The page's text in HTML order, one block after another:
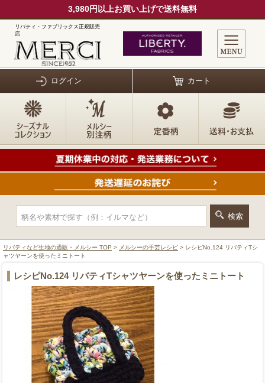
3,980円以上お買い上げで送料無料
リバティ・ファブリックス正規販売
店
ログイン カート
リバティなど生地の通販・メルシー TOP > メルシーの手芸レシピ > レシピNo.124 リバティTシ
ャツヤーンを使ったミニトート
レシピNo.124 リバティTシャツヤーンを使ったミニトート